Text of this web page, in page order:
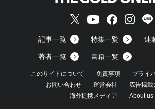
記事一覧 特集一覧 連
著者一覧 書籍一覧
このサイトについて 免責事項
プライ
お問い合わせ
運営会社
広告掲載
海外提携メディア
About us